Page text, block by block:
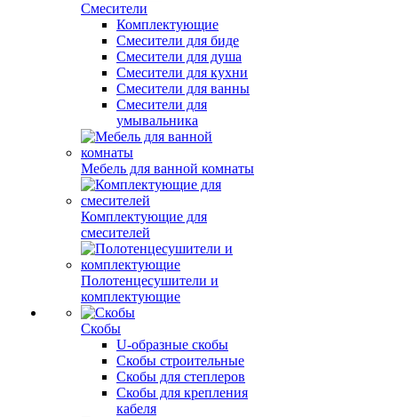
Смесители
Комплектующие
Смесители для биде
Смесители для душа
Смесители для кухни
Смесители для ванны
Смесители для
умывальника
Мебель для ванной комнаты
Комплектующие для
смесителей
Полотенцесушители и
комплектующие
Скобы
U-образные скобы
Скобы строительные
Скобы для степлеров
Скобы для крепления
кабеля